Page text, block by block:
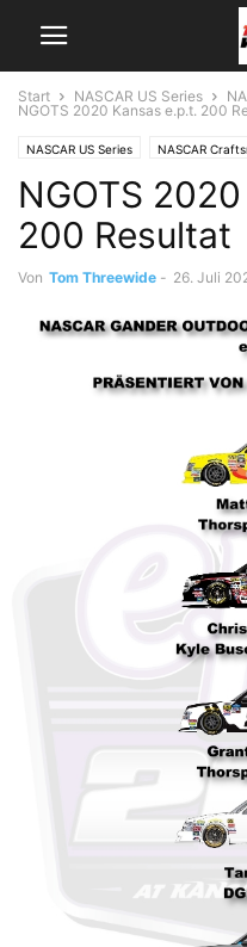
Start NASCAR US Series
NGOTS 2020 Kansas e.p.t. 200
NASCAR US Series NASCAR
NGOTS
200 Resultat
Von Tom Threewide - 26. Juli